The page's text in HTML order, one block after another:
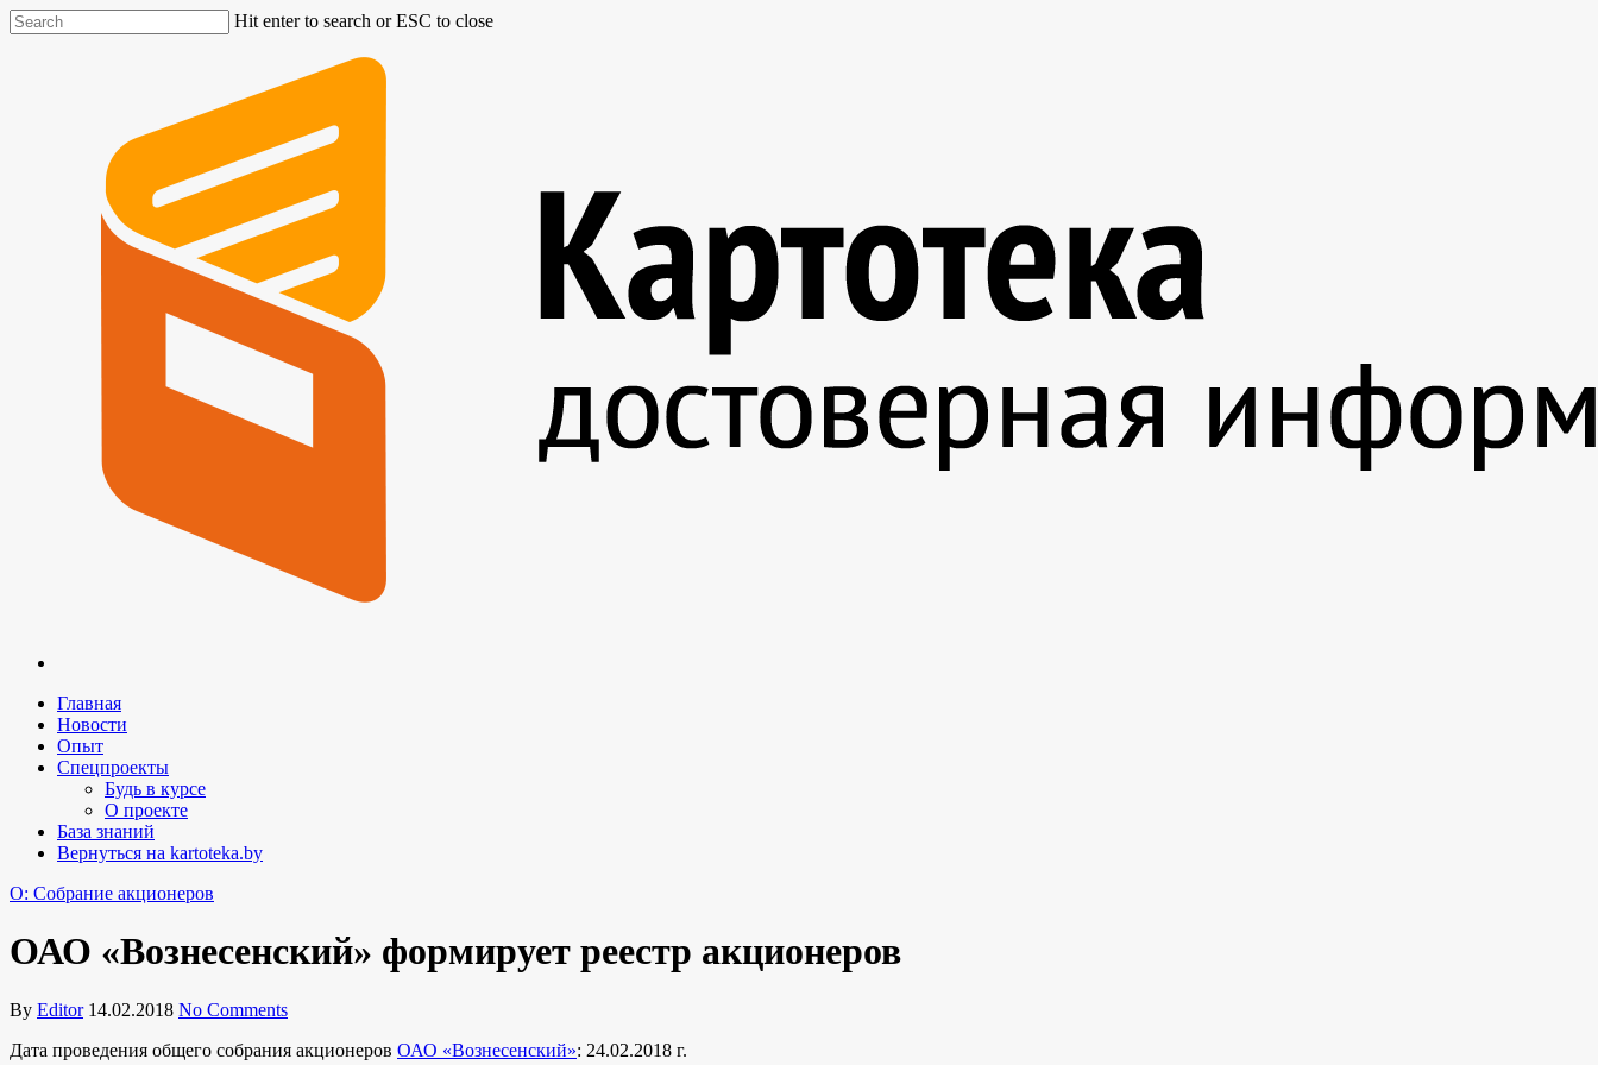
Hit enter to search or ESC to close
Главная
Новости
Опыт
Спецпроекты
Будь в курсе
О проекте
База знаний
Вернуться на kartoteka.by
O: Собрание акционеров
ОАО «Вознесенский» формирует реестр акционеров
By Editor 14.02.2018 No Comments
Дата проведения общего собрания акционеров ОАО «Вознесенский»: 24.02.2018 г.